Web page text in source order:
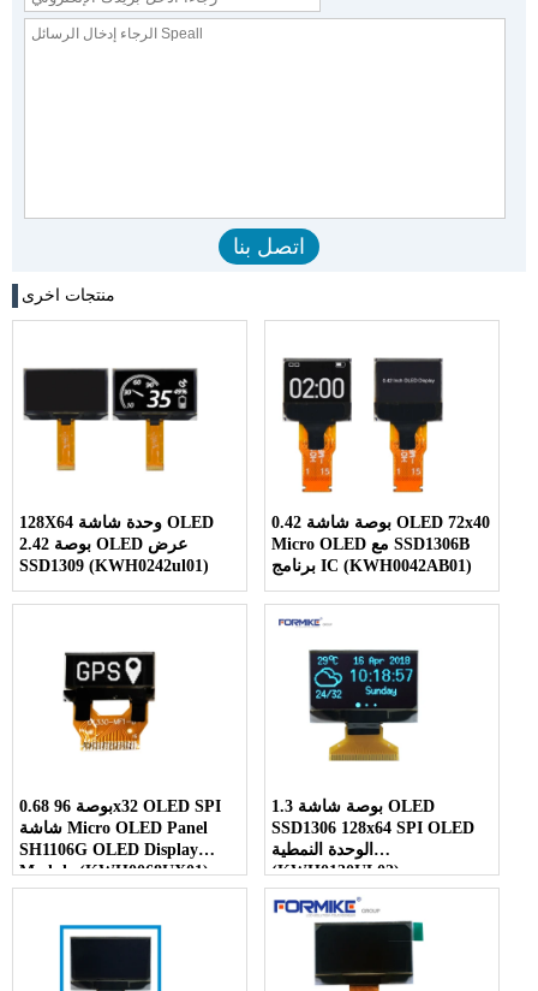
منتجات اخرى
128X64 وحدة شاشة OLED
2.42 بوصة OLED عرض
SSD1309 (KWH0242ul01)
0.42 بوصة شاشة OLED 72x40
Micro OLED مع SSD1306B
برنامج IC (KWH0042AB01)
0.68 بوصة 96x32 OLED SPI
شاشة Micro OLED Panel
SH1106G OLED Display
Module (KWH0068UX01)
1.3 بوصة شاشة OLED
SSD1306 128x64 SPI OLED
الوحدة النمطية
(KWH0130UL02)